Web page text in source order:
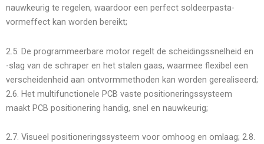
nauwkeurig te regelen, waardoor een perfect soldeerpasta-
vormeffect kan worden bereikt;
2.5. De programmeerbare motor regelt de scheidingssnelheid en
-slag van de schraper en het stalen gaas, waarmee flexibel een
verscheidenheid aan ontvormmethoden kan worden gerealiseerd;
2.6. Het multifunctionele PCB vaste positioneringssysteem
maakt PCB positionering handig, snel en nauwkeurig;
2.7. Visueel positioneringssysteem voor omhoog en omlaag; 2.8.